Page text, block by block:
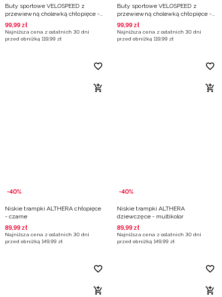
Buty sportowe VELOSPEED z
przewiewną cholewką chłopięce -
granatowe
99,99 zł
Najniższa cena z ostatnich 30 dni
przed obniżką 119,99 zł
Buty sportowe VELOSPEED z
przewiewną cholewką chłopięce -
szare
99,99 zł
Najniższa cena z ostatnich 30 dni
przed obniżką 119,99 zł
-40%
Niskie trampki ALTHERA chłopięce
- czarne
89,99 zł
Najniższa cena z ostatnich 30 dni
przed obniżką 149,99 zł
-40%
Niskie trampki ALTHERA
dziewczęce - multikolor
89,99 zł
Najniższa cena z ostatnich 30 dni
przed obniżką 149,99 zł